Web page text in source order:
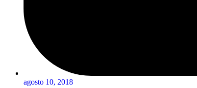
agosto 10, 2018